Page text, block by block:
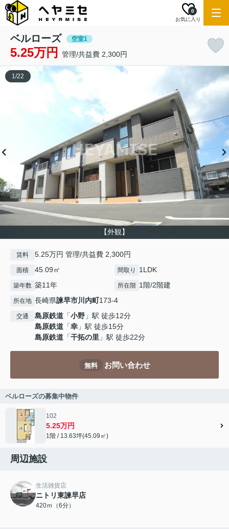
お気に入り
0
ベルローズ 空室1
5.25万円 管理/共益費 2,300円
【外観】
1/22
賃料 5.25万円 管理/共益費 2,300円
面積 45.09㎡ 間取り 1LDK
築年数 築11年 所在階 1階/2階建
所在地 長崎県諫早市川内町173-4
交通 島原鉄道 「小野 」駅 徒歩12分
島原鉄道 「幸 」駅 徒歩15分
島原鉄道 「干拓の里 」駅 徒歩22分
無料 お問い合わせ
ベルローズの募集中物件
102
5.25万円
1階 / 13.63坪(45.09㎡)
周辺施設
生活雑貨店
ニトリ東諫早店
420ｍ（6分）